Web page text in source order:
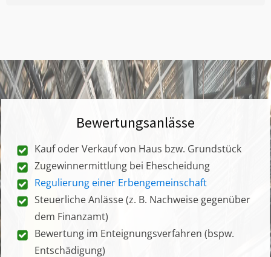
Bewertungsanlässe
Kauf oder Verkauf von Haus bzw. Grundstück
Zugewinnermittlung bei Ehescheidung
Regulierung einer Erbengemeinschaft
Steuerliche Anlässe (z. B. Nachweise gegenüber
dem Finanzamt)
Bewertung im Enteignungsverfahren (bspw.
Entschädigung)